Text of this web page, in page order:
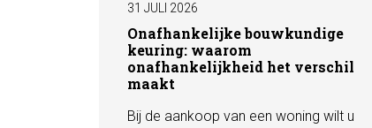
31 JULI 2026
Onafhankelijke bouwkundige
keuring: waarom
onafhankelijkheid het verschil
maakt
Bij de aankoop van een woning wilt u